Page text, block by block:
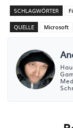
SCHLAGWÖRTER
QUELLE Microsoft